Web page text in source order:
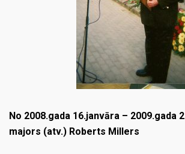
No 2008.gada 16.janvāra – 2009.gada
majors (atv.) Roberts Millers